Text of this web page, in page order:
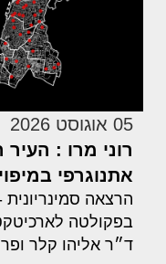
05 אוגוסט 2026
רוני מרו :
אתנוגרפי
הרצאה
בפקולטה
ד״ר אליהו קלר